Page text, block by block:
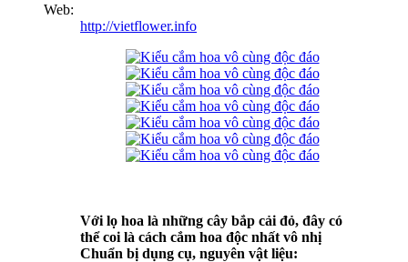
Web:
http://vietflower.info
Với lọ hoa là những cây bắp cải đỏ, đây có
thể coi là cách cắm hoa độc nhất vô nhị
Chuẩn bị dụng cụ, nguyên vật liệu: